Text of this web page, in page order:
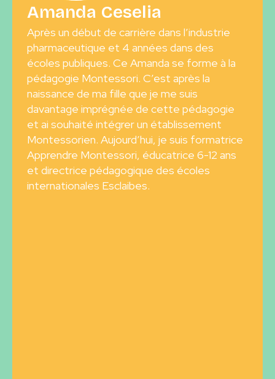
Amanda Ceselia
Après un début de carrière dans l’industrie
pharmaceutique et 4 années dans des
écoles publiques. Ce Amanda se forme à la
pédagogie Montessori. C’est après la
naissance de ma fille que je me suis
davantage imprégnée de cette pédagogie
et ai souhaité intégrer un établissement
Montessorien. Aujourd’hui, je suis formatrice
Apprendre Montessori, éducatrice 6-12 ans
et directrice pédagogique des écoles
internationales Esclaibes.